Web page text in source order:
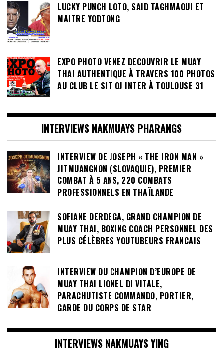
LUCKY PUNCH LOTO, SAID TAGHMAOUI ET
MAITRE YODTONG
EXPO PHOTO VENEZ DECOUVRIR LE MUAY
THAI AUTHENTIQUE À TRAVERS 100 PHOTOS
AU CLUB LE SIT OJ INTER À TOULOUSE 31
INTERVIEWS NAKMUAYS PHARANGS
INTERVIEW DE JOSEPH « THE IRON MAN »
JITMUANGNON (SLOVAQUIE), PREMIER
COMBAT À 5 ANS, 220 COMBATS
PROFESSIONNELS EN THAÏLANDE
SOFIANE DERDEGA, GRAND CHAMPION DE
MUAY THAI, BOXING COACH PERSONNEL DES
PLUS CÉLÈBRES YOUTUBEURS FRANCAIS
INTERVIEW DU CHAMPION D’EUROPE DE
MUAY THAI LIONEL DI VITALE,
PARACHUTISTE COMMANDO, PORTIER,
GARDE DU CORPS DE STAR
INTERVIEWS NAKMUAYS YING